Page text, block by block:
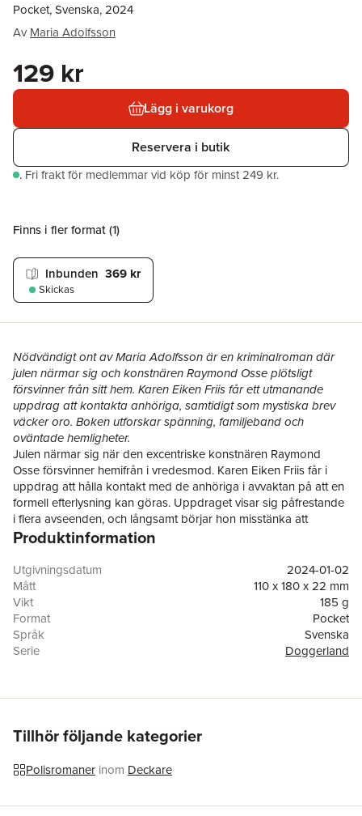
Pocket, Svenska, 2024
Av Maria Adolfsson
129 kr
Lägg i varukorg
Reservera i butik
. Fri frakt för medlemmar vid köp för minst 249 kr.
Finns i fler format (1)
Inbunden 369 kr
Skickas
Nödvändigt ont av Maria Adolfsson är en kriminalroman där
julen närmar sig och konstnären Raymond Osse plötsligt
försvinner från sitt hem. Karen Eiken Friis får ett utmanande
uppdrag att kontakta anhöriga, samtidigt som mystiska brev
väcker oro. Boken utforskar spänning, familjeband och
oväntade hemligheter.
Julen närmar sig när den excentriske konstnären Raymond
Osse försvinner hemifrån i vredesmod. Karen Eiken Friis får i
uppdrag att hålla kontakt med de anhöriga i avvaktan på att en
formell efterlysning kan göras. Uppdraget visar sig påfrestande
i flera avseenden, och långsamt börjar hon misstänka att
försvinnandet inte varit frivilligt. Samtidigt får Karens syster
Produktinformation
Utgivningsdatum
2024-01-02
Mått
110 x 180 x 22 mm
Vikt
185 g
Format
Pocket
Språk
Svenska
Serie
Doggerland
Medarbetare
Miroslav Sokcic
Miljömärkning
Tillhör följande kategorier
Polisromaner inom Deckare